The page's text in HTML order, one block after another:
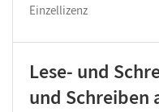
Einzellizenz
Lese- und
und Schreiben